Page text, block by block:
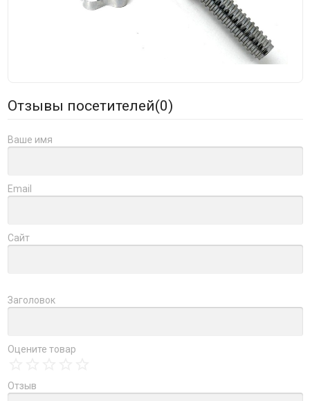
Отзывы посетителей(0)
Ваше имя
Email
Сайт
Заголовок
Оцените товар
Отзыв